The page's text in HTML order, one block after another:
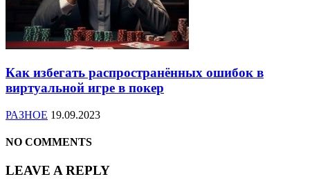
Как избегать распространённых ошибок в
виртуальной игре в покер
РАЗНОЕ 19.09.2023
NO COMMENTS
LEAVE A REPLY